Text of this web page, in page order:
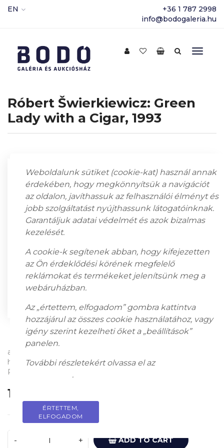
EN
+36 1 787 2998
info@bodogaleria.hu
Róbert Šwierkiewicz: Green
Lady with a Cigar, 1993
acrylic on canvas; 70 x 90 cm; Signed on the reverse: Zöld
hölgy, Stuttgard, 1993 VIII.3., Acryl 70 x 90 cm Šwierkiewicz
Róbert
1 800 000
ADD TO CART
Weboldalunk sütiket (cookie-kat) használ annak
érdekében, hogy megkönnyítsük a navigációt
az oldalon, javíthassuk az felhasználói élményt és
jobb szolgáltatást nyújthassunk látogatóinknak.
Garantáljuk adatai védelmét és azok bizalmas
kezelését.
A cookie-k segítenek abban, hogy kifejezetten
az Ön érdeklődési körének megfelelő
reklámokat és termékeket jelenítsünk meg a
webáruházban.
Az „értettem, elfogadom” gombra kattintva
hozzájárul az összes cookie használatához, vagy
igény szerint kezelheti őket a „beállítások”
panelen.
További részletekért olvassa el az
.
ÉRTETTEM,
ELFOGADOM